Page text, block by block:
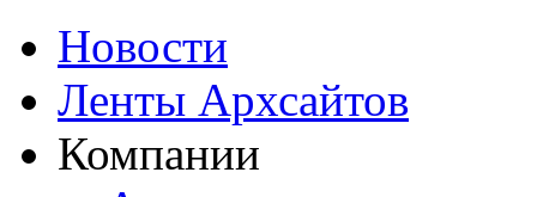
Новости
Ленты Архсайтов
Компании